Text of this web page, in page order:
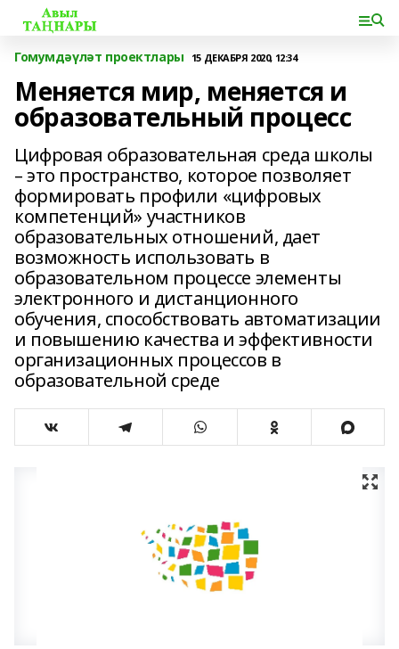
Гомумдәүләт проектлары 15 ДЕКАБРЯ 2020, 12:34
Меняется мир, меняется и
образовательный процесс
Цифровая образовательная среда школы
– это пространство, которое позволяет
формировать профили «цифровых
компетенций» участников
образовательных отношений, дает
возможность использовать в
образовательном процессе элементы
электронного и дистанционного
обучения, способствовать автоматизации
и повышению качества и эффективности
организационных процессов в
образовательной среде